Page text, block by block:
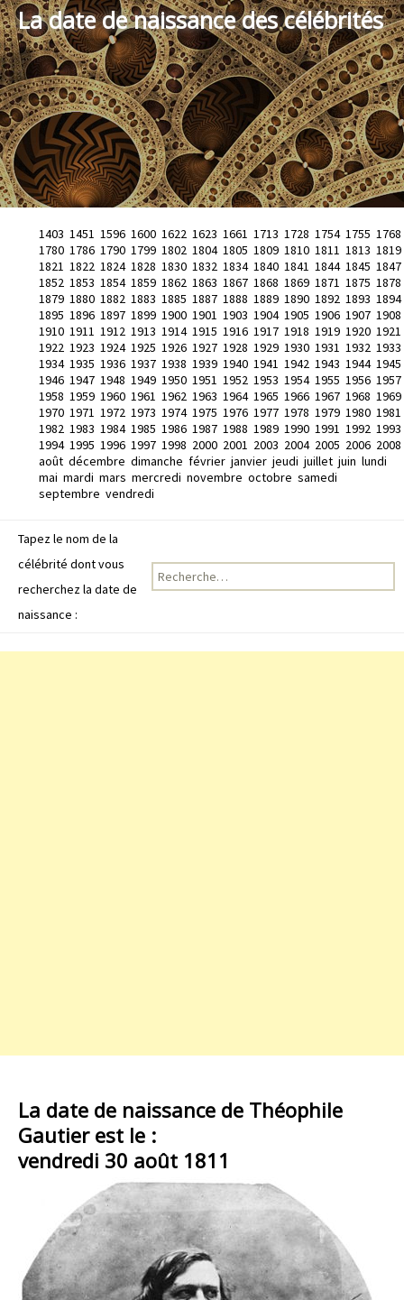
La date de naissance des célébrités
1403 1451 1596 1600 1622 1623 1661 1713 1728 1754 1755 1768
1780 1786 1790 1799 1802 1804 1805 1809 1810 1811 1813 1819
1821 1822 1824 1828 1830 1832 1834 1840 1841 1844 1845 1847
1852 1853 1854 1859 1862 1863 1867 1868 1869 1871 1875 1878
1879 1880 1882 1883 1885 1887 1888 1889 1890 1892 1893 1894
1895 1896 1897 1899 1900 1901 1903 1904 1905 1906 1907 1908
1910 1911 1912 1913 1914 1915 1916 1917 1918 1919 1920 1921
1922 1923 1924 1925 1926 1927 1928 1929 1930 1931 1932 1933
1934 1935 1936 1937 1938 1939 1940 1941 1942 1943 1944 1945
1946 1947 1948 1949 1950 1951 1952 1953 1954 1955 1956 1957
1958 1959 1960 1961 1962 1963 1964 1965 1966 1967 1968 1969
1970 1971 1972 1973 1974 1975 1976 1977 1978 1979 1980 1981
1982 1983 1984 1985 1986 1987 1988 1989 1990 1991 1992 1993
1994 1995 1996 1997 1998 2000 2001 2003 2004 2005 2006 2008
août décembre dimanche février janvier jeudi juillet juin lundi
mai mardi mars mercredi novembre octobre samedi
septembre vendredi
Tapez le nom de la
célébrité dont vous
recherchez la date de
naissance :
Recherche pour :
La date de naissance de Théophile
Gautier est le :
vendredi 30 août 1811